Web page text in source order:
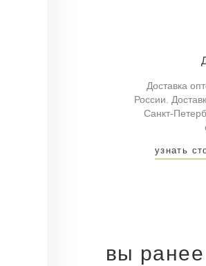
Доставка
России.
Санкт-
узнать
вы